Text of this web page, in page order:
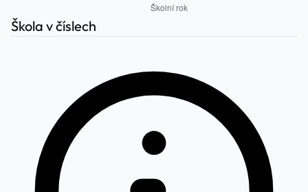
Škola v číslech